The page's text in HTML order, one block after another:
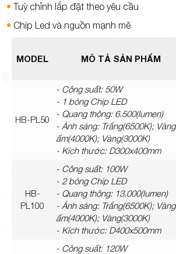
•Tuỳ chỉnh lắp đặt theo yêu cầu
• Chip Led và nguồn mạnh mẽ
MODEL MÔ TẢ SẢN PHẨM
HB-PL50
- Công suất: 50W
- 1 bóng Chip LED
- Quang thông: 6.500(lumen)
- Ánh sáng: Trắng(6500K); Vàng
ấm(4000K); Vàng(3000K)
- Kích thước: D300x400mm
HB-
PL100
- Công suất: 100W
- 2 bóng Chip LED
- Quang thông: 13.000(lumen)
- Ánh sáng: Trắng(6500K); Vàng
ấm(4000K); Vàng(3000K)
- Kích thước: D400x500mm
- Công suất: 120W